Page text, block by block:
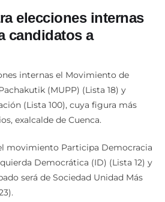
elecciones internas
candidatos a
internas el Movimiento de
(MUPP) (Lista 18) y
(Lista 100), cuya figura más
exalcalde de Cuenca.
movimiento Participa Democracia
Democrática (ID) (Lista 12) y
será de Sociedad Unidad Más